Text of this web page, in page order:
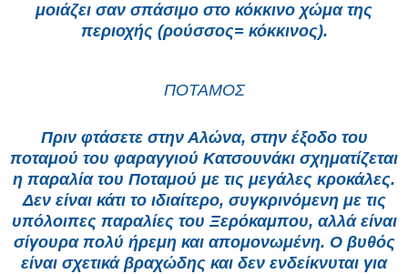
μοιάζει σαν σπάσιμο στο κόκκινο χώμα της
περιοχής (ρούσσος= κόκκινος).
ΠΟΤΑΜΟΣ
Πριν φτάσετε στην Αλώνα, στην έξοδο του
ποταμού του φαραγγιού Κατσουνάκι σχηματίζεται
η παραλία του Ποταμού με τις μεγάλες κροκάλες.
Δεν είναι κάτι το ιδιαίτερο, συγκρινόμενη με τις
υπόλοιπες παραλίες του Ξερόκαμπου, αλλά είναι
σίγουρα πολύ ήρεμη και απομονωμένη. Ο βυθός
είναι σχετικά βραχώδης και δεν ενδείκνυται για